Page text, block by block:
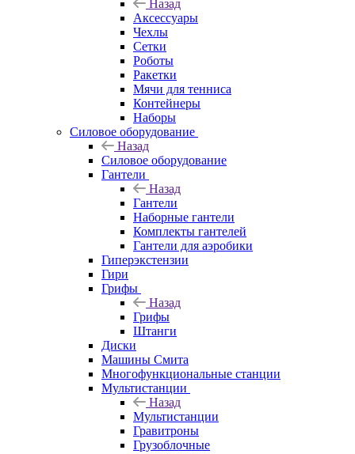
Назад
Аксессуары
Чехлы
Сетки
Роботы
Ракетки
Мячи для тенниса
Контейнеры
Наборы
Силовое оборудование
Назад
Силовое оборудование
Гантели
Назад
Гантели
Наборные гантели
Комплекты гантелей
Гантели для аэробики
Гиперэкстензии
Гири
Грифы
Назад
Грифы
Штанги
Диски
Машины Смита
Многофункциональные станции
Мультистанции
Назад
Мультистанции
Гравитроны
Грузоблочные